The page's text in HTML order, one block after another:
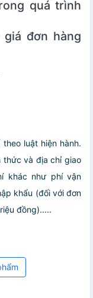
quá trình
giá đơn hàng
luật hiện hành.
thức và địa chỉ giao
khác như phí vận
khẩu (đối với đơn
đồng).....